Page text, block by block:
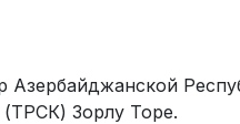
Азербайджанской
Зорлу Торе.